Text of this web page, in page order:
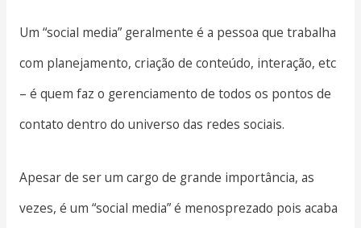
Um “social media” geralmente é a pessoa que trabalha
com planejamento, criação de conteúdo, interação, etc
– é quem faz o gerenciamento de todos os pontos de
contato dentro do universo das redes sociais.
Apesar de ser um cargo de grande importância, as
vezes, é um “social media” é menosprezado pois acaba